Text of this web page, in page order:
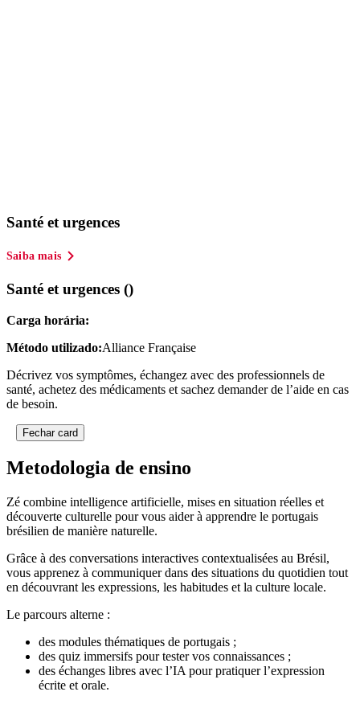
Santé et urgences
Saiba mais
Santé et urgences ()
Carga horária:
Método utilizado:Alliance Française
Décrivez vos symptômes, échangez avec des professionnels de
santé, achetez des médicaments et sachez demander de l’aide en cas
de besoin.
Fechar card
Metodologia de ensino
Zé combine intelligence artificielle, mises en situation réelles et
découverte culturelle pour vous aider à apprendre le portugais
brésilien de manière naturelle.
Grâce à des conversations interactives contextualisées au Brésil,
vous apprenez à communiquer dans des situations du quotidien tout
en découvrant les expressions, les habitudes et la culture locale.
Le parcours alterne :
des modules thématiques de portugais ;
des quiz immersifs pour tester vos connaissances ;
des échanges libres avec l’IA pour pratiquer l’expression
écrite et orale.